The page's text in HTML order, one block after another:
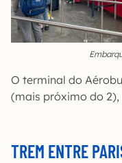
O terminal do
(mais próximo do
TREM ENTRE